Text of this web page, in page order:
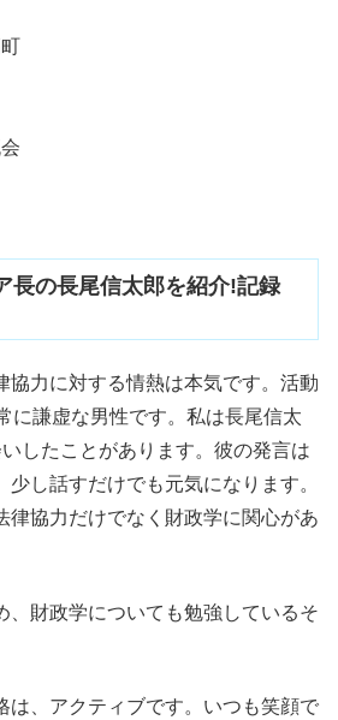
長の長尾信太郎を紹介!記録
協力に対する情熱は本気です。活動
に謙虚な男性です。私は長尾信太
したことがあります。彼の発言は
少し話すだけでも元気になります。
律協力だけでなく財政学に関心があ
、財政学についても勉強しているそ
は、アクティブです。いつも笑顔で